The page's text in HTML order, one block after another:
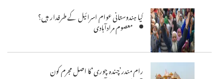
کیا ہندوستانی عوام اسرائیل کے طرفدار ہیں؟
معصوم مرادآبادی
رام مندر’چندہ چوری‘کا اصل مجرم کون